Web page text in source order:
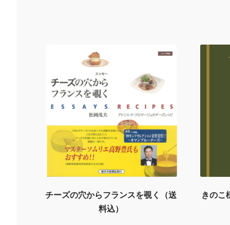
チーズの穴からフランスを覗く（送
料込）
きのこ